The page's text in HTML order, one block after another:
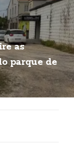
as
parque de